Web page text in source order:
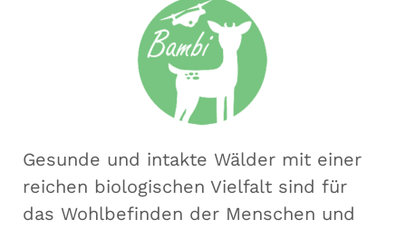
Gesunde und intakte Wälder mit einer
reichen biologischen Vielfalt sind für
das Wohlbefinden der Menschen und